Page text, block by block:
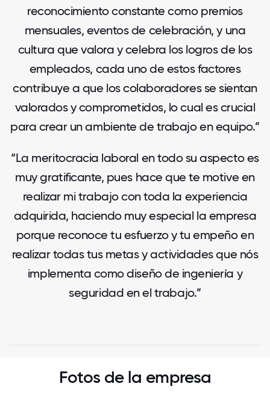
reconocimiento constante como premios
mensuales, eventos de celebración, y una
cultura que valora y celebra los logros de los
empleados, cada uno de estos factores
contribuye a que los colaboradores se sientan
valorados y comprometidos, lo cual es crucial
para crear un ambiente de trabajo en equipo.”
“La meritocracia laboral en todo su aspecto es
muy gratificante, pues hace que te motive en
realizar mi trabajo con toda la experiencia
adquirida, haciendo muy especial la empresa
porque reconoce tu esfuerzo y tu empeño en
realizar todas tus metas y actividades que nós
implementa como diseño de ingeniería y
seguridad en el trabajo.”
Fotos de la empresa